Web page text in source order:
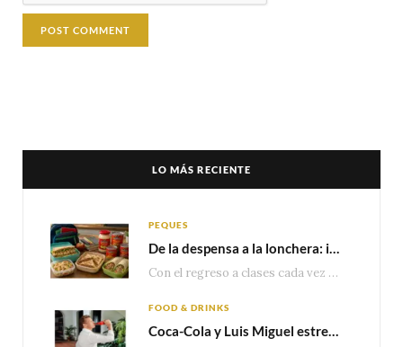
LO MÁS RECIENTE
PEQUES
De la despensa a la lonchera: ideas rápidas para el regreso a clases
Con el regreso a clases cada vez más cerca, las familias comienzan a reorganizar horarios,…
FOOD & DRINKS
Coca-Cola y Luis Miguel estrenan el comercial que celebra 100 años de historia junto a México